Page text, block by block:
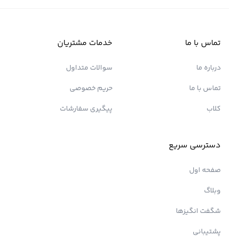
تماس با ما
درباره ما
تماس با ما
کلاب
خدمات مشتریان
سوالات متداول
حریم خصوصی
پیگیری سفارشات
دسترسی سریع
صفحه اول
وبلاگ
شگفت انگیزها
پشتیبانی